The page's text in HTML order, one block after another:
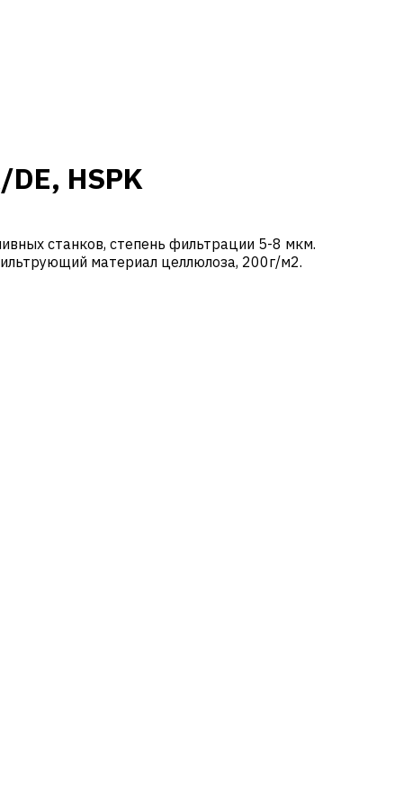
HSPK
станков, степень фильтрации 5-8 мкм.
материал целлюлоза, 200г/м2.